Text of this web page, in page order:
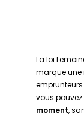
La loi
marque une
vous
moment,